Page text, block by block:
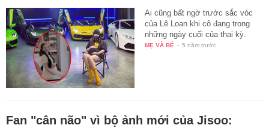
Ai cũng bất ngờ trước sắc vóc
của Lê Loan khi cô đang trong
những ngày cuối của thai kỳ.
MẸ VÀ BÉ - 5 năm trước
Fan "cân não" vì bộ ảnh mới của Jisoo: